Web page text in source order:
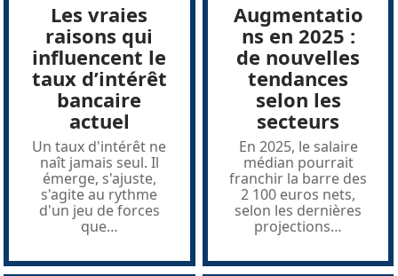
Les vraies
raisons qui
influencent le
taux d’intérêt
bancaire
actuel
Un taux d'intérêt ne
naît jamais seul. Il
émerge, s'ajuste,
s'agite au rythme
d'un jeu de forces
que…
Augmentatio
ns en 2025 :
de nouvelles
tendances
selon les
secteurs
En 2025, le salaire
médian pourrait
franchir la barre des
2 100 euros nets,
selon les dernières
projections…